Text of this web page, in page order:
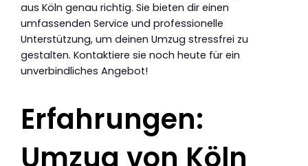
aus Köln genau richtig. Sie bieten dir einen
umfassenden Service und professionelle
Unterstützung, um deinen Umzug stressfrei zu
gestalten. Kontaktiere sie noch heute für ein
unverbindliches Angebot!
Erfahrungen:
Umzug von Köln